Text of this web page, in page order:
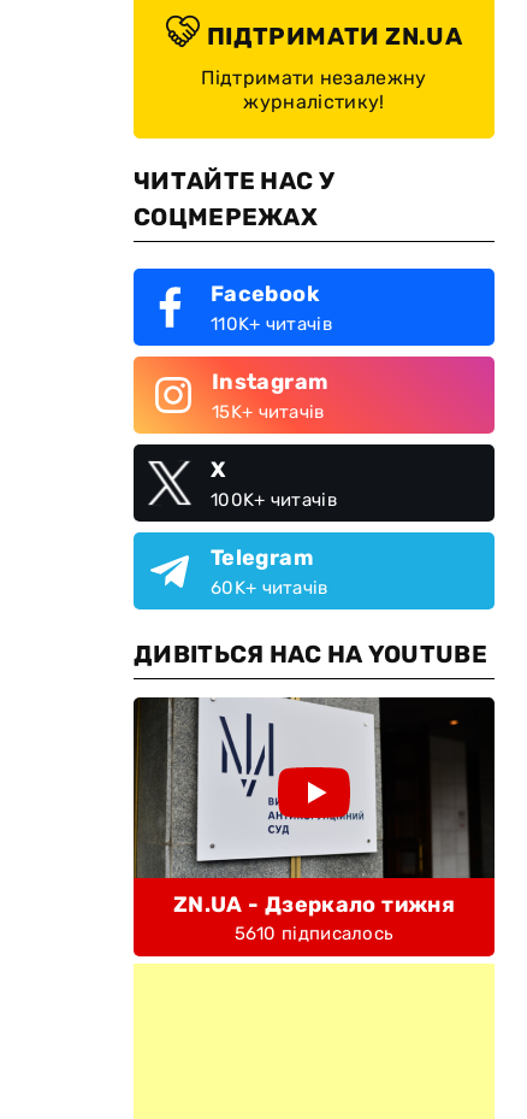
ПІДТРИМАТИ ZN.UA
Підтримати незалежну
журналістику!
ЧИТАЙТЕ НАС У
СОЦМЕРЕЖАХ
Facebook
110K+ читачів
Instagram
15K+ читачів
X
100K+ читачів
Telegram
60K+ читачів
ДИВІТЬСЯ НАС НА YOUTUBE
ZN.UA - Дзеркало тижня
5610 підписалось